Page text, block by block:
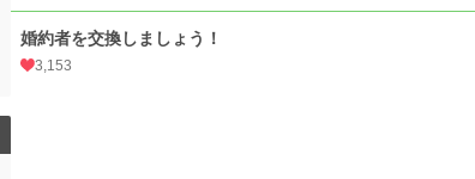
婚約者を交換しましょう！
3,153